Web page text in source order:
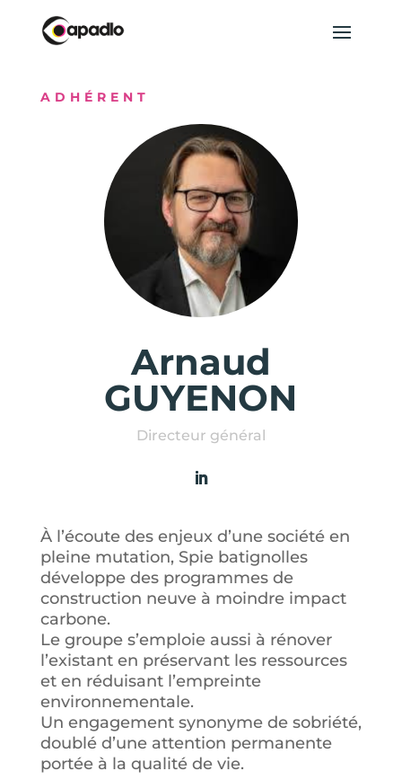
ADHÉRENT
Arnaud
GUYENON
Directeur général
À l’écoute des enjeux d’une société en
pleine mutation, Spie batignolles
développe des programmes de
construction neuve à moindre impact
carbone.
Le groupe s’emploie aussi à rénover
l’existant en préservant les ressources
et en réduisant l’empreinte
environnementale.
Un engagement synonyme de sobriété,
doublé d’une attention permanente
portée à la qualité de vie.